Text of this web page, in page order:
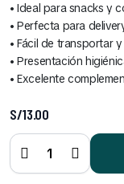
• Ideal para snacks y
• Perfecta para
• Fácil de transportar
• Presentación
• Excelente
S/13.00
Mayonesa
Alacena
sachets
50 gr
quantity